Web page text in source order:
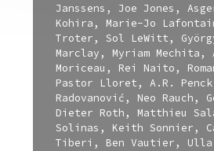
Janssens, Joe Jones,
Kohira, Marie-Jo
Troter, Sol LeWitt,
Marclay, Myriam
Moriceau, Rei Naito,
Pastor Lloret, A.R.
Radovanović, Neo Rauch,
Dieter Roth, Matthieu
Solinas, Keith Sonnier,
Tiberi, Ben Vautier, Ulla